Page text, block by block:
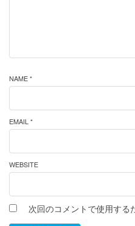
NAME *
EMAIL *
WEBSITE
次回のコメントで使用する